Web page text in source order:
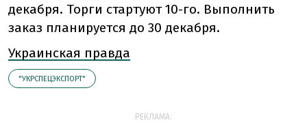
декабря. Торги стартуют 10-го. Выполнить
заказ планируется до 30 декабря.
Украинская правда
"УКРСПЕЦЭКСПОРТ"
РЕКЛАМА: